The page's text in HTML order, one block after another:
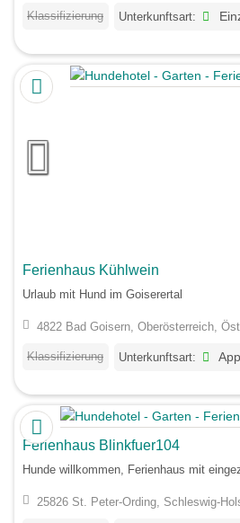
Klassifizierung Unterkunftsart:
Ferienhaus Kühlwein
Urlaub mit Hund im Goiserertal
4822 Bad Goisern, Oberösterreich,
Klassifizierung Unterkunftsart:
Ferienhaus Blinkfuer104
Hunde willkommen, Ferienhaus mit
25826 St. Peter-Ording, Schleswig-